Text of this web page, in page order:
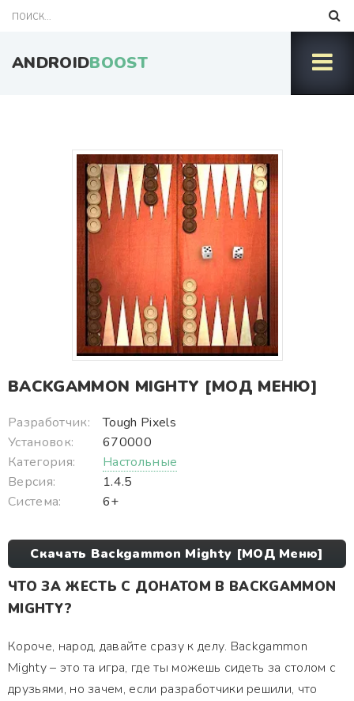
ANDROIDBOOST
BACKGAMMON MIGHTY [МОД МЕНЮ]
Разработчик:
Tough Pixels
Установок:
670000
Категория:
Настольные
Версия:
1.4.5
Система:
6+
Скачать Backgammon Mighty [МОД Меню]
ЧТО ЗА ЖЕСТЬ С ДОНАТОМ В BACKGAMMON
MIGHTY?
Короче, народ, давайте сразу к делу. Backgammon
Mighty – это та игра, где ты можешь сидеть за столом с
друзьями, но зачем, если разработчики решили, что